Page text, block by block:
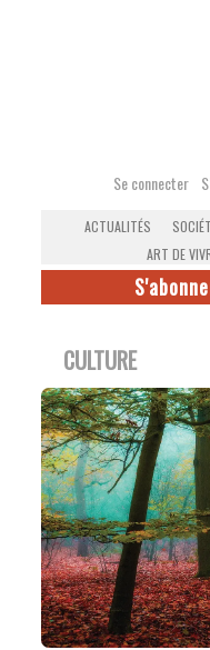
Se connecter
ACTUALITÉS
ART DE
CULTURE